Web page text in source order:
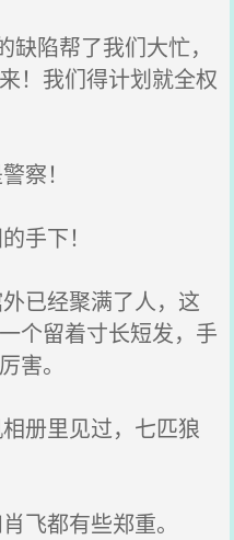
陷帮了我们大忙，
！我们得计划就全权
察！
手下！
已经聚满了人，这
个留着寸长短发，手
害。
册里见过，七匹狼
飞都有些郑重。